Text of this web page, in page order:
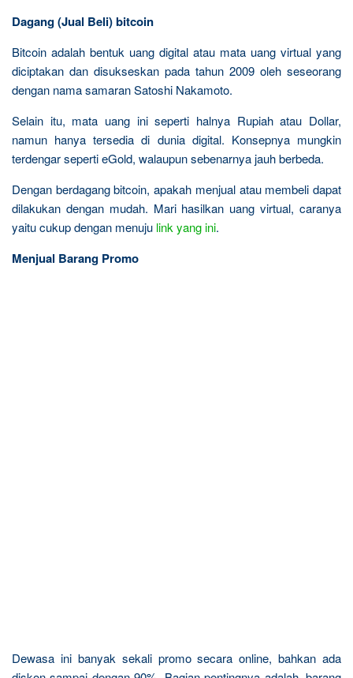
Dagang (Jual Beli) bitcoin
Bitcoin adalah bentuk uang digital atau mata uang virtual yang
diciptakan dan disukseskan pada tahun 2009 oleh seseorang
dengan nama samaran Satoshi Nakamoto.
Selain itu, mata uang ini seperti halnya Rupiah atau Dollar,
namun hanya tersedia di dunia digital. Konsepnya mungkin
terdengar seperti eGold, walaupun sebenarnya jauh berbeda.
Dengan berdagang bitcoin, apakah menjual atau membeli dapat
dilakukan dengan mudah. Mari hasilkan uang virtual, caranya
yaitu cukup dengan menuju link yang ini.
Menjual Barang Promo
Dewasa ini banyak sekali promo secara online, bahkan ada